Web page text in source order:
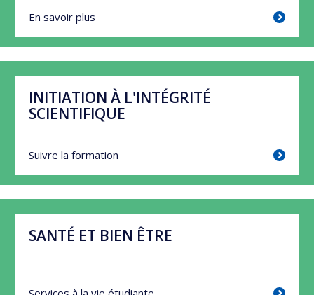
En savoir plus
INITIATION À L'INTÉGRITÉ
SCIENTIFIQUE
Suivre la formation
SANTÉ ET BIEN ÊTRE